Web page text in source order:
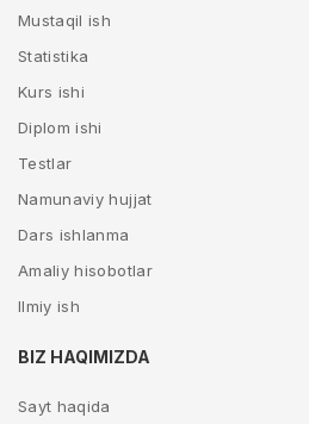
Mustaqil ish
Statistika
Kurs ishi
Diplom ishi
Testlar
Namunaviy hujjat
Dars ishlanma
Amaliy hisobotlar
Ilmiy ish
BIZ HAQIMIZDA
Sayt haqida